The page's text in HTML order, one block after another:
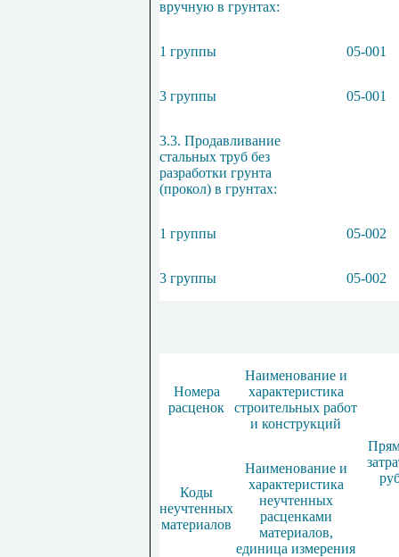
вручную в грунтах:
1 группы 05-001
3 группы 05-001
3.3. Продавливание
стальных труб без
разработки грунта
(прокол) в грунтах:
1 группы 05-002
3 группы 05-002
Номера
расценок
Наименование и
характеристика
строительных работ
и конструкций
Коды
неучтенных
материалов
Наименование и
характеристика
неучтенных
расценками
материалов,
единица измерения